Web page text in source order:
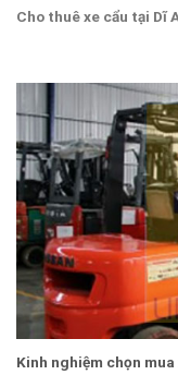
Cho thuê xe cẩu tại Dĩ
Kinh nghiệm chọn